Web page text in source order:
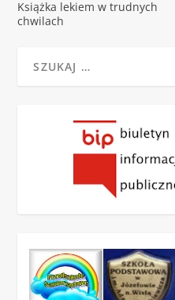
Książka lekiem w trudnych
chwilach